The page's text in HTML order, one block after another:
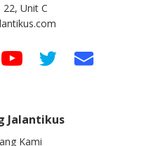
22, Unit C
Jalantikus
Kami